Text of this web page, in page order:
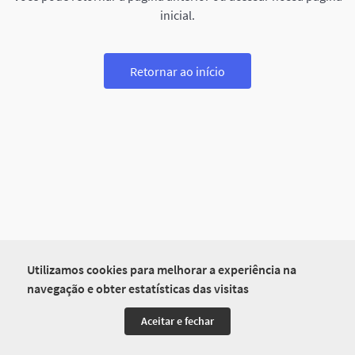
Utilizamos cookies para melhorar a experiência na
navegação e obter estatísticas das visitas
Aceitar e fechar
inicial.
Retornar ao início